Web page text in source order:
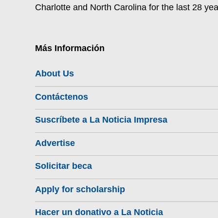
Charlotte and North Carolina for the last 28
Más Información
About Us
Contáctenos
Suscríbete a La Noticia Impresa
Advertise
Solicitar beca
Apply for scholarship
Hacer un donativo a La Noticia